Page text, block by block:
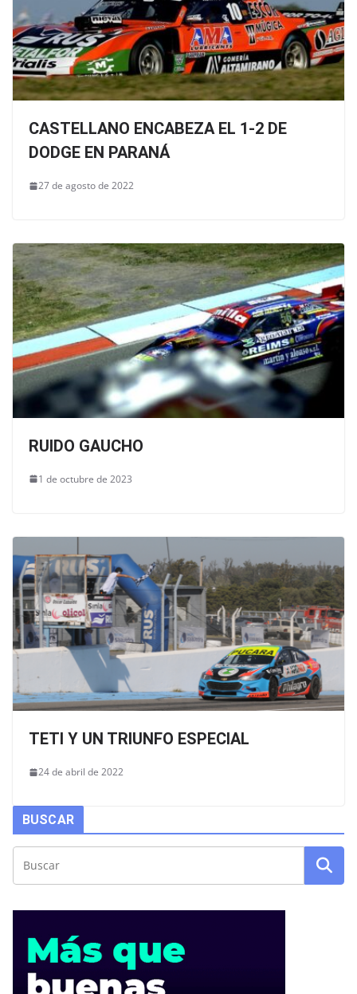
CASTELLANO ENCABEZA EL 1-2 DE
DODGE EN PARANÁ
27 de agosto de 2022
RUIDO GAUCHO
1 de octubre de 2023
TETI Y UN TRIUNFO ESPECIAL
24 de abril de 2022
BUSCAR